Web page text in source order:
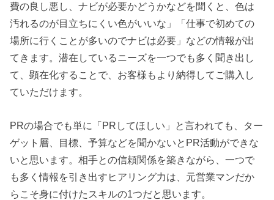
費の良し悪し、ナビが必要かどうかなどを聞くと、色は
汚れるのが目立ちにくい色がいいな」「仕事で初めての
場所に行くことが多いのでナビは必要」などの情報が出
てきます。潜在しているニーズを一つでも多く聞き出し
て、顕在化することで、お客様もより納得してご購入し
ていただけます。
PRの場合でも単に「PRしてほしい」と言われても、ター
ゲット層、目標、予算などを聞かないとPR活動ができな
いと思います。相手との信頼関係を築きながら、一つで
も多く情報を引き出すヒアリング力は、元営業マンだか
らこそ身に付けたスキルの1つだと思います。